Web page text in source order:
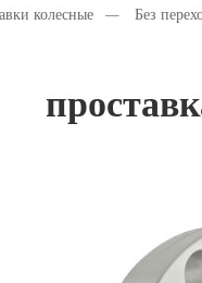
колесные — Без